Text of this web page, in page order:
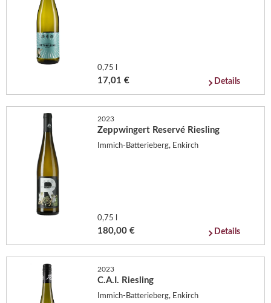
0,75 l
17,01 € Details
2023
Zeppwingert Reservé Riesling
Immich-Batterieberg, Enkirch
0,75 l
180,00 € Details
2023
C.A.I. Riesling
Immich-Batterieberg, Enkirch